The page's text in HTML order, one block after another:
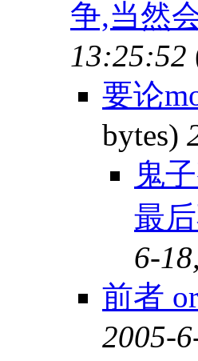
争,当然
13:25:52
要论
bytes)
鬼
最
6-
前者
2005-